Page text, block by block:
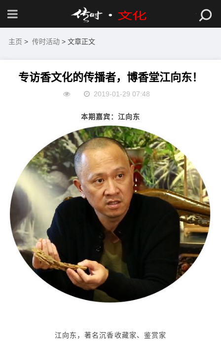
主页 > 传时活动 > 文章正文
专访香文化的传播者，博香堂江向东！
2019-01-29 07:48
本期嘉宾：江向东
江向东，著名沉香收藏家、鉴赏家